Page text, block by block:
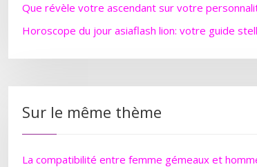
Que révèle votre ascendant sur votre
Horoscope du jour asiaflash lion: votre guide
Sur le même thème
La compatibilité entre femme gémeaux et